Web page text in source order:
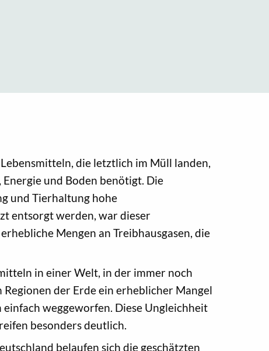
die letztlich im Müll landen,
und Boden benötigt. Die
und Tierhaltung hohe
entsorgt werden, war dieser
Mengen an Treibhausgasen, die
in einer Welt, in der immer noch
der Erde ein erheblicher Mangel
weggeworfen. Diese Ungleichheit
besonders deutlich.
belaufen sich die geschätzten